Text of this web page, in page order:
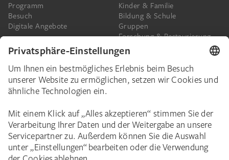
Programm
Besuch
Digitale Angebote
Kinder & Familie
Bildung & Schule
Gruppen
Forschung & Restaurierung
Presse
Das Städel
Spenden
Schenkungen & Nachlass
Corporate Events
Städelverein
Karriere
Städel Stories
Newsletter